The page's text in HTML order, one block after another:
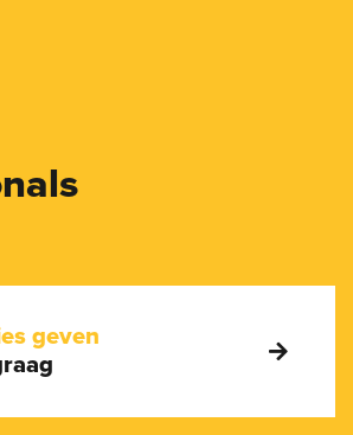
geven